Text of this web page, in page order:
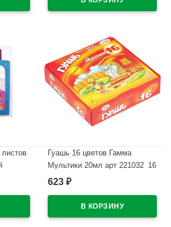
листов
Гуашь 16 цветов Гамма
Мультики 20мл арт 221032_16
В наличии
623 ₽